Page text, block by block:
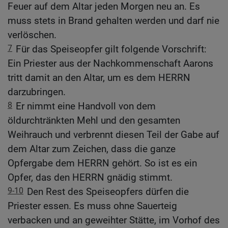
Feuer auf dem Altar jeden Morgen neu an. Es
muss stets in Brand gehalten werden und darf nie
verlöschen.
7 Für das Speiseopfer gilt folgende Vorschrift:
Ein Priester aus der Nachkommenschaft Aarons
tritt damit an den Altar, um es dem HERRN
darzubringen.
8 Er nimmt eine Handvoll von dem
öldurchtränkten Mehl und den gesamten
Weihrauch und verbrennt diesen Teil der Gabe auf
dem Altar zum Zeichen, dass die ganze
Opfergabe dem HERRN gehört. So ist es ein
Opfer, das den HERRN gnädig stimmt.
9-10 Den Rest des Speiseopfers dürfen die
Priester essen. Es muss ohne Sauerteig
verbacken und an geweihter Stätte, im Vorhof des